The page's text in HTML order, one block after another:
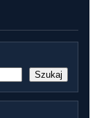
Szukaj